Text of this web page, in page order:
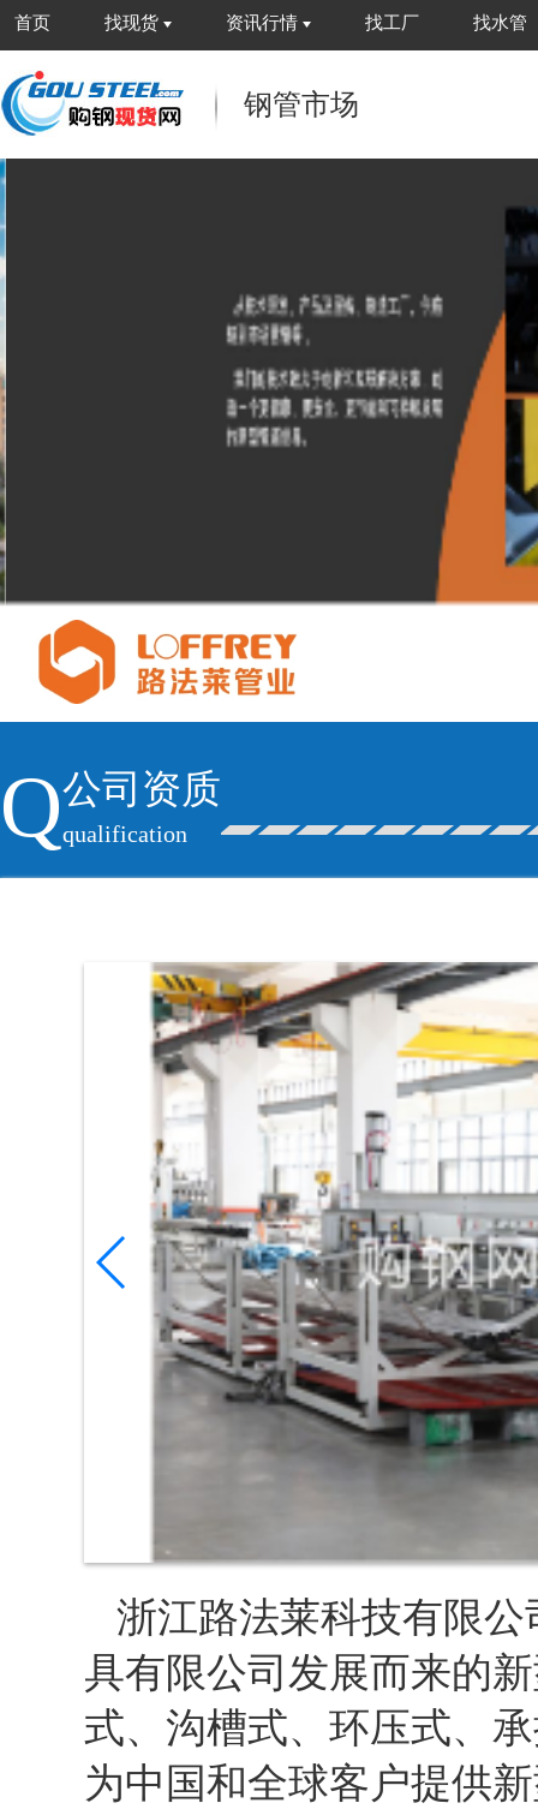
首页 找现货 资讯行情 找工厂 找水管
钢管市场
Q公司资质
qualification
浙江路法莱科技有限公
具有限公司发展而来的
式、沟槽式、环压式、
为中国和全球客户提供